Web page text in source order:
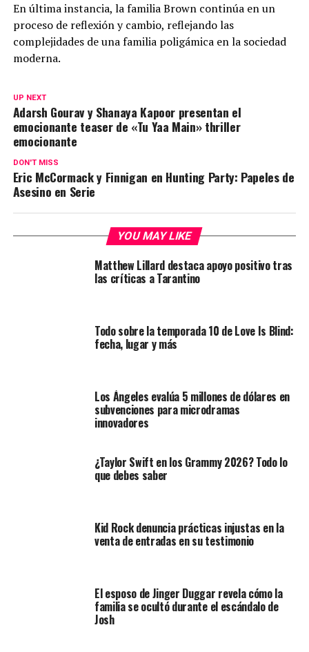
En última instancia, la familia Brown continúa en un
proceso de reflexión y cambio, reflejando las
complejidades de una familia poligámica en la sociedad
moderna.
UP NEXT
Adarsh Gourav y Shanaya Kapoor presentan el
emocionante teaser de «Tu Yaa Main» thriller
emocionante
DON'T MISS
Eric McCormack y Finnigan en Hunting Party: Papeles de
Asesino en Serie
YOU MAY LIKE
Matthew Lillard destaca apoyo positivo tras
las críticas a Tarantino
Todo sobre la temporada 10 de Love Is Blind:
fecha, lugar y más
Los Ángeles evalúa 5 millones de dólares en
subvenciones para microdramas
innovadores
¿Taylor Swift en los Grammy 2026? Todo lo
que debes saber
Kid Rock denuncia prácticas injustas en la
venta de entradas en su testimonio
El esposo de Jinger Duggar revela cómo la
familia se ocultó durante el escándalo de
Josh